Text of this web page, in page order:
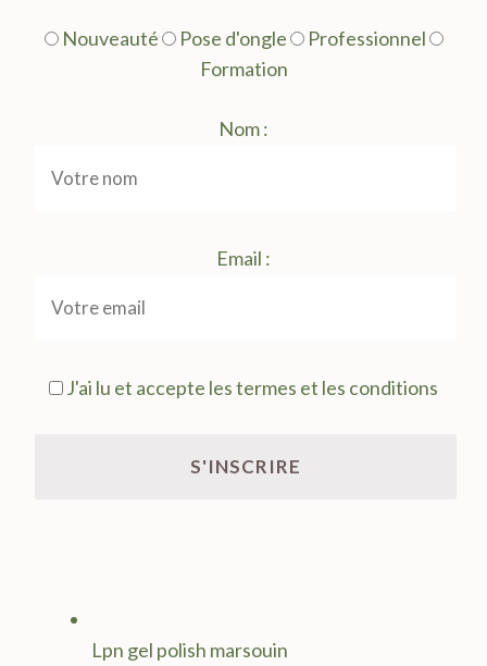
Nouveauté Pose d'ongle
Professionnel
Formation
Nom :
Email :
J'ai lu et accepte les termes et les conditions
Lpn gel polish marsouin